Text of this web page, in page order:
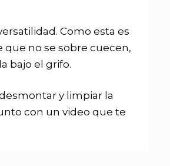
Como esta es
que no se sobre cuecen,
bajo el grifo.
y limpiar la
con un video que te